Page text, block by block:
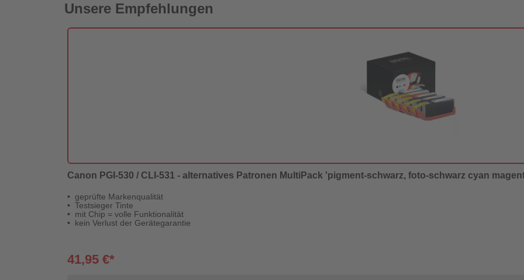
Unsere Empfehlungen
Canon PGI-530 / CLI-531 - alternatives Patronen MultiPack 'pigment-schwarz, foto-schwarz cyan
geprüfte Markenqualität
Testsieger Tinte
mit Chip = volle Funktionalität
kein Verlust der Gerätegarantie
41,95 €*